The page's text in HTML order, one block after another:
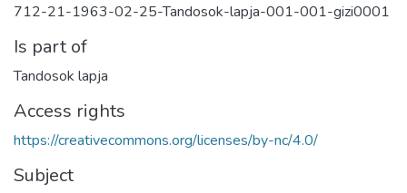
712-21-1963-02-25-Tandosok-lapja-001-001-gizi0001
Is part of
Tandosok lapja
Access rights
https://creativecommons.org/licenses/by-nc/4.0/
Subject